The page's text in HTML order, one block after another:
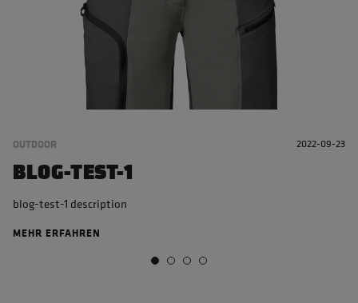
OUTDOOR 2022-09-23
BLOG-TEST-1
blog-test-1 description
MEHR ERFAHREN